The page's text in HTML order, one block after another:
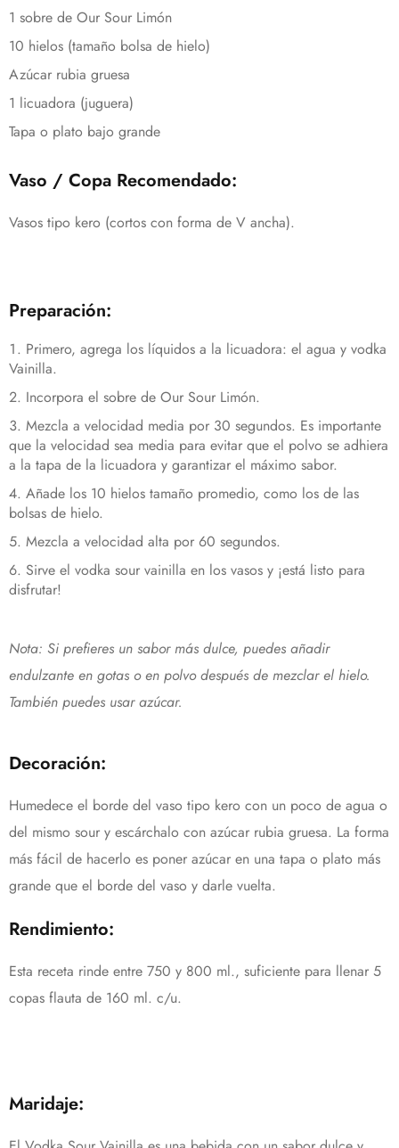
1 sobre de Our Sour Limón
10 hielos (tamaño bolsa de hielo)
Azúcar rubia gruesa
1 licuadora (juguera)
Tapa o plato bajo grande
Vaso / Copa Recomendado:
Vasos tipo kero (cortos con forma de V ancha).
Preparación:
Primero, agrega los líquidos a la licuadora: el agua y vodka
Vainilla.
Incorpora el sobre de Our Sour Limón.
Mezcla a velocidad media por 30 segundos. Es importante
que la velocidad sea media para evitar que el polvo se adhiera
a la tapa de la licuadora y garantizar el máximo sabor.
Añade los 10 hielos tamaño promedio, como los de las
bolsas de hielo.
Mezcla a velocidad alta por 60 segundos.
Sirve el vodka sour vainilla en los vasos y ¡está listo para
disfrutar!
Nota: Si prefieres un sabor más dulce, puedes añadir
endulzante en gotas o en polvo después de mezclar el hielo.
También puedes usar azúcar.
Decoración:
Humedece el borde del vaso tipo kero con un poco de agua o
del mismo sour y escárchalo con azúcar rubia gruesa. La forma
más fácil de hacerlo es poner azúcar en una tapa o plato más
grande que el borde del vaso y darle vuelta.
Rendimiento:
Esta receta rinde entre 750 y 800 ml., suficiente para llenar 5
copas flauta de 160 ml. c/u.
Maridaje: